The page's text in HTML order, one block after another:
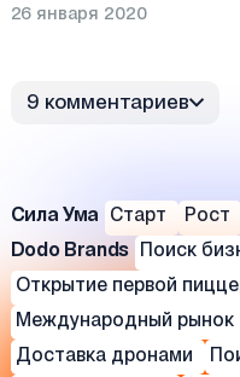
26 января 2020
9 комментариев
Сила Ума Старт Рост
Dodo Brands Поиск
Открытие первой
Международный рынок
Доставка дронами